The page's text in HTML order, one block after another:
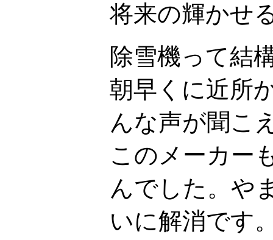
将来の輝かせ
除雪機って結
朝早くに近所
んな声が聞こ
このメーカー
んでした。や
いに解消です